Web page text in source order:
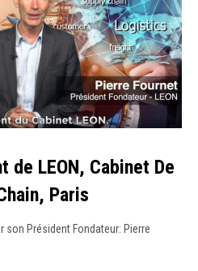
de LEON, Cabinet De
Paris
son Président Fondateur: Pierre